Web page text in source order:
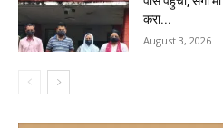
करा...
August 3, 2026